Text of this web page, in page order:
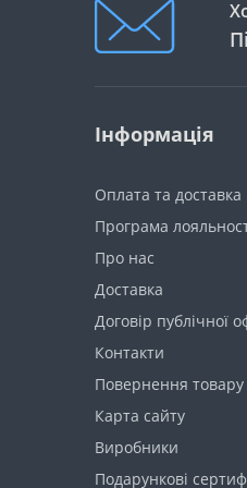
Інформація
Оплата та доставка
Програма
Про нас
Доставка
Договір публічної
Контакти
Повернення товару
Карта сайту
Виробники
Подарункові